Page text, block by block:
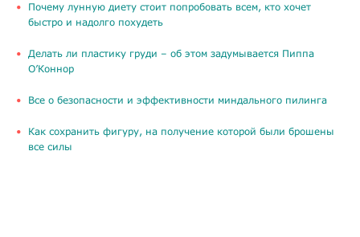
Почему лунную диету стоит попробовать всем, кто хочет
быстро и надолго похудеть
Делать ли пластику груди – об этом задумывается Пиппа
О’Коннор
Все о безопасности и эффективности миндального пилинга
Как сохранить фигуру, на получение которой были брошены
все силы